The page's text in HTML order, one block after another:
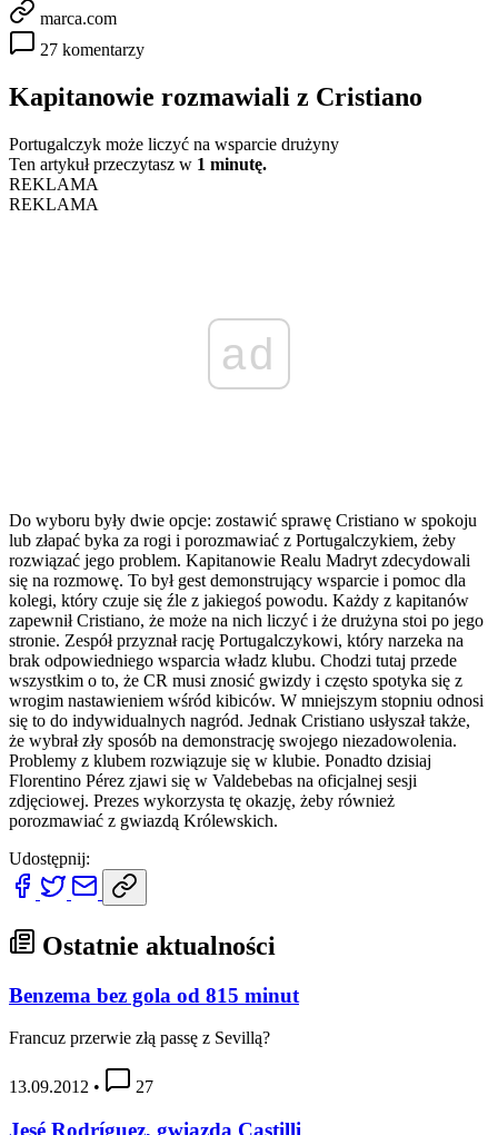
marca.com
27 komentarzy
Kapitanowie rozmawiali z Cristiano
Portugalczyk może liczyć na wsparcie drużyny
Ten artykuł przeczytasz w 1 minutę.
REKLAMA
REKLAMA
ad
Do wyboru były dwie opcje: zostawić sprawę Cristiano w spokoju
lub złapać byka za rogi i porozmawiać z Portugalczykiem, żeby
rozwiązać jego problem. Kapitanowie Realu Madryt zdecydowali
się na rozmowę. To był gest demonstrujący wsparcie i pomoc dla
kolegi, który czuje się źle z jakiegoś powodu. Każdy z kapitanów
zapewnił Cristiano, że może na nich liczyć i że drużyna stoi po jego
stronie. Zespół przyznał rację Portugalczykowi, który narzeka na
brak odpowiedniego wsparcia władz klubu. Chodzi tutaj przede
wszystkim o to, że CR musi znosić gwizdy i często spotyka się z
wrogim nastawieniem wśród kibiców. W mniejszym stopniu odnosi
się to do indywidualnych nagród. Jednak Cristiano usłyszał także,
że wybrał zły sposób na demonstrację swojego niezadowolenia.
Problemy z klubem rozwiązuje się w klubie. Ponadto dzisiaj
Florentino Pérez zjawi się w Valdebebas na oficjalnej sesji
zdjęciowej. Prezes wykorzysta tę okazję, żeby również
porozmawiać z gwiazdą Królewskich.
Udostępnij:
Ostatnie aktualności
Benzema bez gola od 815 minut
Francuz przerwie złą passę z Sevillą?
13.09.2012 • 27
Jesé Rodríguez, gwiazda Castilli